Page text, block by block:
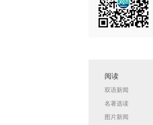
阅读
双语新闻
名著选读
图片新闻